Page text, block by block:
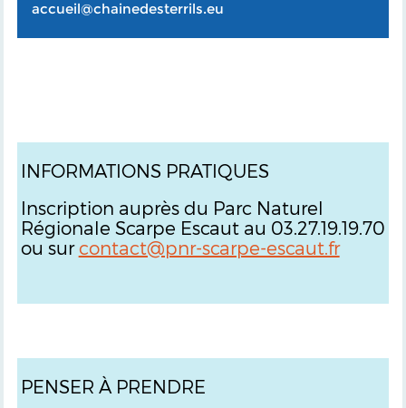
accueil@chainedesterrils.eu
INFORMATIONS PRATIQUES
Inscription auprès du Parc Naturel
Régionale Scarpe Escaut au 03.27.19.19.70
ou surcontact@pnr-scarpe-escaut.fr
PENSER À PRENDRE